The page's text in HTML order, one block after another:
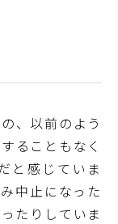
、以前のよう
ることもなく
と感じていま
中止になった
たりしていま